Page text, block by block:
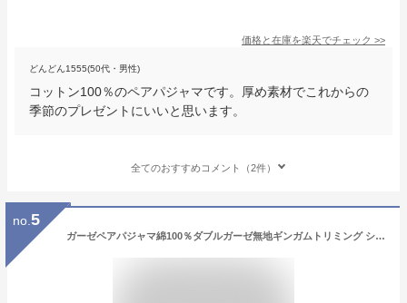
価格と在庫を楽天でチェック >>
どんどん1555(50代・男性)
コットン100％のペアパジャマです。厚め素材でこれからの
季節のプレゼントにいいと思います。
全てのおすすめコメント（2件）
no. 5
ガーゼペアパジャマ綿100％ダブルガーゼ無地ギンガムトリミング シャツパジャマ【長袖・長ズボン】【春・初秋向き商品】【ギフトパジャマ】【父の日 母の日】【ギフト】【プレゼント】【メンズ・レディース】